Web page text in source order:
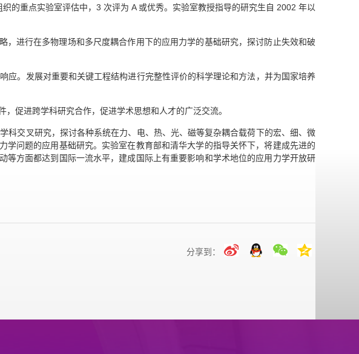
的重点实验室评估中，3 次评为 A 或优秀。实验室教授指导的研究生自 2002 年以
进行在多物理场和多尺度耦合作用下的应用力学的基础研究，探讨防止失效和破
。发展对重要和关键工程结构进行完整性评价的科学理论和方法，并为国家培养
促进跨学科研究合作，促进学术思想和人才的广泛交流。
交叉研究，探讨各种系统在力、电、热、光、磁等复杂耦合载荷下的宏、细、微
问题的应用基础研究。实验室在教育部和清华大学的指导关怀下，将建成先进的
方面都达到国际一流水平，建成国际上有重要影响和学术地位的应用力学开放研
分享到：